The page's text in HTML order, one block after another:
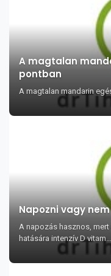
A magtalan
pontban
A magtalan mandarin
Napozni vagy
A napozás hasznos,
hatására intenzív D vitam...